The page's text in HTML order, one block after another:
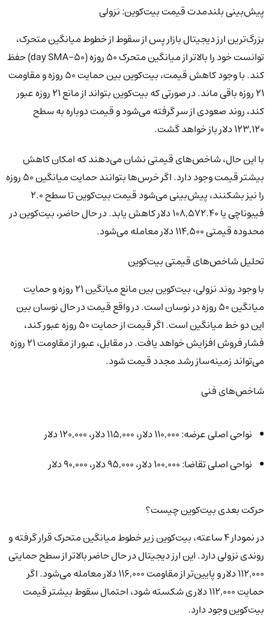
پیش‌بینی بلندمدت قیمت بیت‌کوین: نزولی
بزرگ‌ترین ارز دیجیتال بازار پس از سقوط از خطوط میانگین متحرک،
توانست خود را بالاتر از میانگین متحرک ۵۰ روزه (50-day SMA) حفظ
کند. با وجود کاهش قیمت، بیت‌کوین بین حمایت ۵۰ روزه و مقاومت
۲۱ روزه باقی ماند. در صورتی که بیت‌کوین بتواند از مانع ۲۱ روزه عبور
کند، روند صعودی از سر گرفته می‌شود و قیمت دوباره به سطح
۱۲۳,۱۲۰ دلار باز خواهد گشت.
با این حال، شاخص‌های قیمتی نشان می‌دهند که امکان کاهش
بیشتر قیمت وجود دارد. اگر خرس‌ها بتوانند حمایت میانگین ۵۰ روزه
را نیز بشکنند، پیش‌بینی می‌شود قیمت بیت‌کوین تا سطح ۲.۰
فیبوناچی یا ۱۰۸,۵۷۲.۴۰ دلار کاهش یابد. در حال حاضر، بیت‌کوین در
محدوده قیمتی ۱۱۴,۵۰۰ دلار معامله می‌شود.
تحلیل شاخص‌های قیمتی بیت‌کوین
با وجود روند نزولی، بیت‌کوین بین مانع میانگین ۲۱ روزه و حمایت
میانگین ۵۰ روزه در نوسان است. در واقع قیمت در حال نوسان بین
این دو خط میانگین است. اگر قیمت از حمایت ۵۰ روزه عبور کند،
فشار فروش افزایش خواهد یافت. در مقابل، عبور از مقاومت ۲۱ روزه
می‌تواند زمینه‌ساز رشد مجدد قیمت شود.
شاخص‌های فنی
نواحی اصلی عرضه: ۱۱۰,۰۰۰ دلار، ۱۱۵,۰۰۰ دلار، ۱۲۰,۰۰۰ دلار
نواحی اصلی تقاضا: ۱۰۰,۰۰۰ دلار، ۹۵,۰۰۰ دلار، ۹۰,۰۰۰ دلار
حرکت بعدی بیت‌کوین چیست؟
در نمودار ۴ ساعته، بیت‌کوین زیر خطوط میانگین متحرک قرار گرفته و
روندی نزولی دارد. این ارز دیجیتال در حال حاضر بالاتر از سطح حمایتی
۱۱۲,۰۰۰ دلار و پایین‌تر از مقاومت ۱۱۶,۰۰۰ دلار معامله می‌شود. اگر
حمایت ۱۱۲,۰۰۰ دلاری شکسته شود، احتمال سقوط بیشتر قیمت
بیت‌کوین وجود دارد.